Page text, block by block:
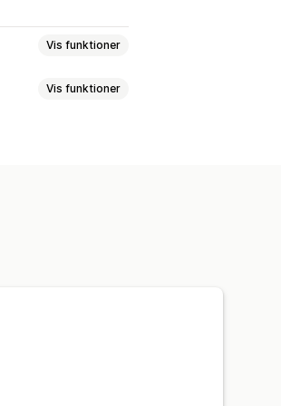
Vis funktioner
Vis funktioner